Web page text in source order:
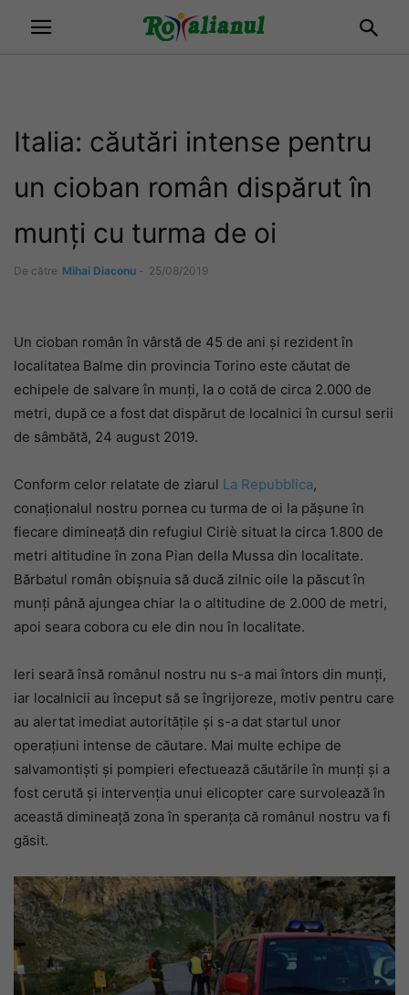
Italia: căutări intense pentru
un cioban român dispărut în
munți cu turma de oi
De către Mihai Diaconu - 25/08/2019
Un cioban român în vârstă de 45 de ani și rezident în
localitatea Balme din provincia Torino este căutat de
echipele de salvare în munți, la o cotă de circa 2.000 de
metri, după ce a fost dat dispărut de localnici în cursul serii
de sâmbătă, 24 august 2019.
Conform celor relatate de ziarul La Repubblica,
conaționalul nostru pornea cu turma de oi la pășune în
fiecare dimineață din refugiul Ciriè situat la circa 1.800 de
metri altitudine în zona Pian della Mussa din localitate.
Bărbatul român obișnuia să ducă zilnic oile la păscut în
munți până ajungea chiar la o altitudine de 2.000 de metri,
apoi seara cobora cu ele din nou în localitate.
Ieri seară însă românul nostru nu s-a mai întors din munți,
iar localnicii au început să se îngrijoreze, motiv pentru care
au alertat imediat autoritățile și s-a dat startul unor
operațiuni intense de căutare. Mai multe echipe de
salvamontiști și pompieri efectuează căutările în munți și a
fost cerută și intervenția unui elicopter care survolează în
această dimineață zona în speranța că românul nostru va fi
găsit.